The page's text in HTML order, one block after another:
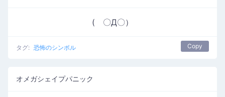
( 〇Д〇）
タグ: 恐怖のシンボル Copy
オメガシェイプパニック